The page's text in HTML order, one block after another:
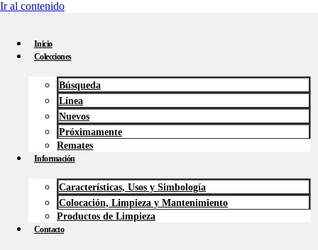
Ir al contenido
Inicio
Colecciones
Búsqueda
Línea
Nuevos
Próximamente
Remates
Información
Características, Usos y Simbología
Colocación, Limpieza y Mantenimiento
Productos de Limpieza
Contacto